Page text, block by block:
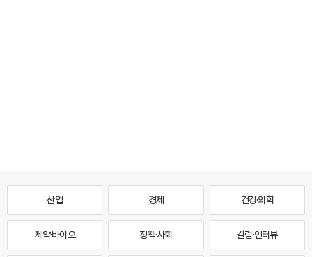
산업 경제 건강·의학
제약·바이오 정책·사회 칼럼·인터뷰